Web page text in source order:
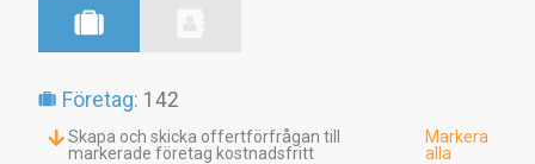
Företag: 142
Skapa och skicka offertförfrågan till
markerade företag kostnadsfritt
Markera
alla